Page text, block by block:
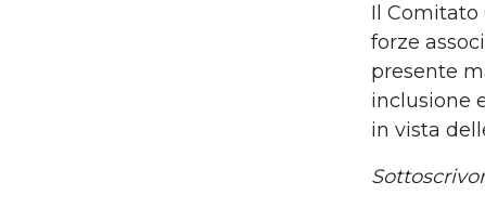
Il Comitato
forze
presente
inclusione
in vista